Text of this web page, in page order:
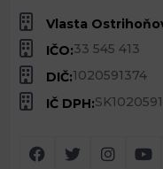
Vlasta
IČO:33 545 413
DIČ:1020591374
IČ DPH: